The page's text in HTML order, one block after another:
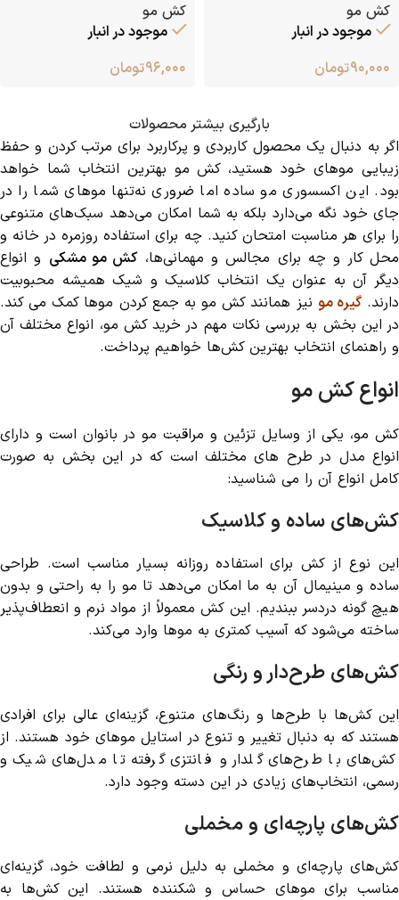
کش مو
موجود در انبار
۹۰,۰۰۰تومان
کش مو
موجود در انبار
۹۶,۰۰۰تومان
بارگیری بیشتر محصولات
اگر به دنبال یک محصول کاربردی و پرکاربرد برای مرتب کردن و حفظ
زیبایی موهای خود هستید، کش مو بهترین انتخاب شما خواهد
بود. این اکسسوری مو ساده اما ضروری نه‌تنها موهای شما را در
جای خود نگه می‌دارد بلکه به شما امکان می‌دهد سبک‌های متنوعی
را برای هر مناسبت امتحان کنید. چه برای استفاده روزمره در خانه و
محل کار و چه برای مجالس و مهمانی‌ها،کش مو مشکی و انواع
دیگر آن به عنوان یک انتخاب کلاسیک و شیک همیشه محبوبیت
دارند.گیره مو نیز همانند کش مو به جمع کردن موها کمک می کند.
در این بخش به بررسی نکات مهم در خرید کش مو، انواع مختلف آن
و راهنمای انتخاب بهترین کش‌ها خواهیم پرداخت.
انواع کش مو
کش مو، یکی از وسایل تزئین و مراقبت مو در بانوان است و دارای
انواع مدل در طرح های مختلف است که در این بخش به صورت
کامل انواع آن را می شناسید:
کش‌های ساده و کلاسیک
این نوع از کش برای استفاده روزانه بسیار مناسب است. طراحی
ساده و مینیمال آن به ما امکان می‌دهد تا مو را به راحتی و بدون
هیچ گونه دردسر ببندیم. این کش معمولاً از مواد نرم و انعطاف‌پذیر
ساخته می‌شود که آسیب کمتری به موها وارد می‌کند.
کش‌های طرح‌دار و رنگی
این کش‌ها با طرح‌ها و رنگ‌های متنوع، گزینه‌ای عالی برای افرادی
هستند که به دنبال تغییر و تنوع در استایل موهای خود هستند. از
کش‌های با طرح‌های گلدار و فانتزی گرفته تا مدل‌های شیک و
رسمی، انتخاب‌های زیادی در این دسته وجود دارد.
کش‌های پارچه‌ای و مخملی
کش‌های پارچه‌ای و مخملی به دلیل نرمی و لطافت خود، گزینه‌ای
مناسب برای موهای حساس و شکننده هستند. این کش‌ها به